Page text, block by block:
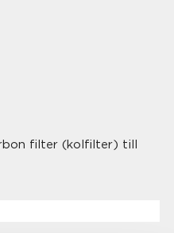
filter (kolfilter) till